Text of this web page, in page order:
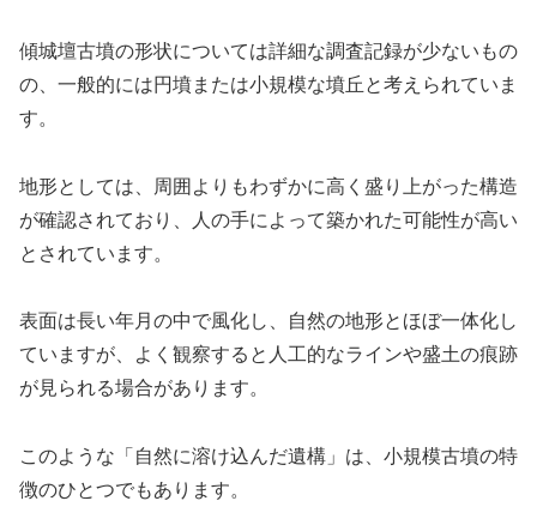
傾城壇古墳の形状については詳細な調査記録が少ないもの
の、一般的には円墳または小規模な墳丘と考えられていま
す。
地形としては、周囲よりもわずかに高く盛り上がった構造
が確認されており、人の手によって築かれた可能性が高い
とされています。
表面は長い年月の中で風化し、自然の地形とほぼ一体化し
ていますが、よく観察すると人工的なラインや盛土の痕跡
が見られる場合があります。
このような「自然に溶け込んだ遺構」は、小規模古墳の特
徴のひとつでもあります。